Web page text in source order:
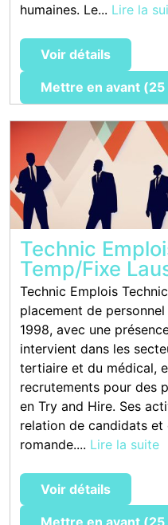
humaines. Le... Lire la
Voir détails
Mettre en avant (25
Technic
Temp/Fixe
Technic Emplois
placement de
1998, avec une
intervient dans les
tertiaire et du médical,
recrutements pour des
en Try and Hire. Ses
relation de candidats et
romande.... Lire la suite
Voir détails
Mettre en avant (25